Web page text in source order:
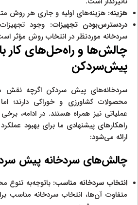
هزینه: هزینه‌های اولیه و جاری هر روش
دردسترس‌بودن تجهیزات: وجود
سردخانه موردنظر در انتخاب روش مؤثر
چالش‌ها و راه‌حل‌های کار
پیش‌سردکن
سردخانه‌های پیش سردکن اگرچه
محصولات کشاورزی و خوراکی دارند؛
عملیاتی نیز همراه هستند. در ادامه،
راهکارهای پیشنهادی ما برای بهبود
ارائه می‌شود:
چالش‌های سردخانه پیش
انتخاب سردخانه مناسب: باتوجه‌به تنوع
متفاوت آن‌ها، انتخاب سردخانه